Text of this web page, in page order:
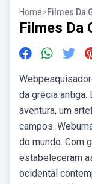
Home>Filmes Da
Filmes Da
da grécia
aventura, um
campos.
do mundo. Com
estabeleceram
ocidental